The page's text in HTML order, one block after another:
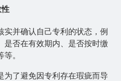
实并确认自己专利的状态，例
是否在有效期内、是否按时缴
。
为了避免因专利存在瑕疵而导